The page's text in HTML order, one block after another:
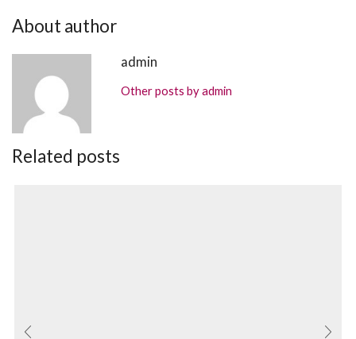
About author
admin
Other posts by admin
Related posts